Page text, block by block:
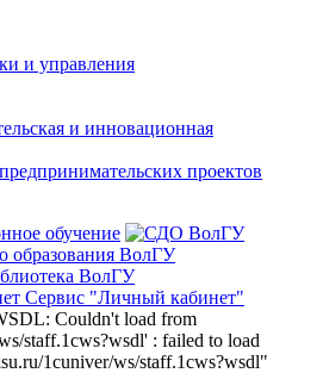
и управления
и инновационная
проектов
обучение
образования ВолГУ
ВолГУ
Сервис "Личный кабинет"
Couldn't load from
staff.1cws?wsdl' : failed to load
1cuniver/ws/staff.1cws?wsdl"